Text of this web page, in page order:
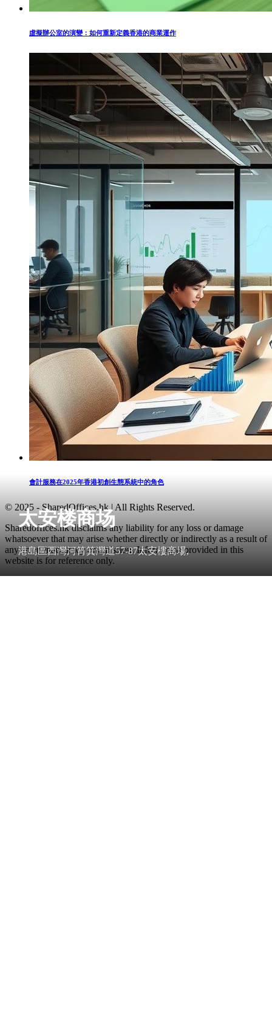
太安楼商场
港島區西灣河筲箕灣道57-87太安樓商場,
虛擬辦公室的演變：如何重新定義香港的商業運作
會計服務在2025年香港初創生態系統中的角色
© 2025 - SharedOffices.hk | All Rights Reserved.
Sharedoffices.hk disclaims any liability for any loss or damage
whatsoever that may arise whether directly or indirectly as a result of
any error, inaccuracy or omission. Information provided in this
website is for reference only.